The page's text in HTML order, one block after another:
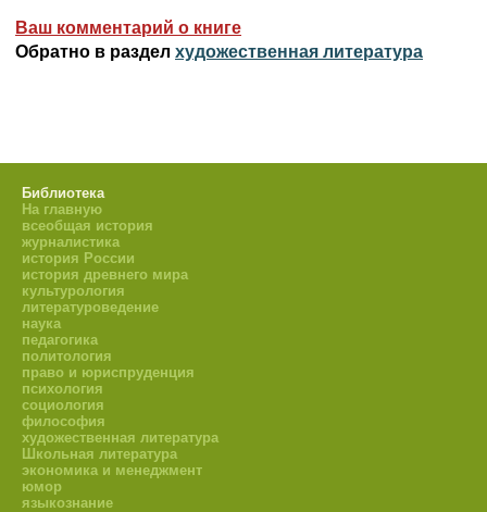
Ваш комментарий о книге
Обратно в раздел художественная литература
Библиотека
На главную
всеобщая история
журналистика
история России
история древнего мира
культурология
литературоведение
наука
педагогика
политология
право и юриспруденция
психология
социология
философия
художественная литература
Школьная литература
экономика и менеджмент
юмор
языкознание